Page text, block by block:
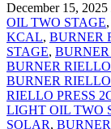
December 15, 2025
OIL TWO STAGE,
KCAL, BURNER
STAGE, BURNER
BURNER
BURNER
RIELLO PRESS
LIGHT OIL TWO
SOLAR,